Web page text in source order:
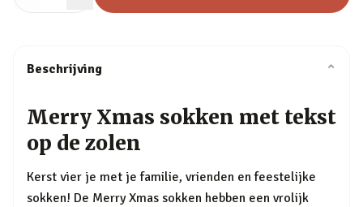
Beschrijving ⌄
Merry Xmas sokken met tekst
op de zolen
Kerst vier je met je familie, vrienden en feestelijke
sokken! De Merry Xmas sokken hebben een vrolijk